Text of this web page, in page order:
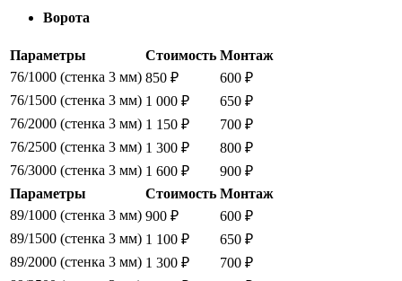
Ворота
Параметры Стоимость Монтаж
76/1000 (стенка 3 мм) 850 ₽
600 ₽
76/1500 (стенка 3 мм) 1 000 ₽
650 ₽
76/2000 (стенка 3 мм) 1 150 ₽
700 ₽
76/2500 (стенка 3 мм) 1 300 ₽
800 ₽
76/3000 (стенка 3 мм) 1 600 ₽
900 ₽
Параметры
Стоимость Монтаж
89/1000 (стенка 3 мм) 900 ₽
600 ₽
89/1500 (стенка 3 мм) 1 100 ₽
650 ₽
89/2000 (стенка 3 мм) 1 300 ₽
700 ₽